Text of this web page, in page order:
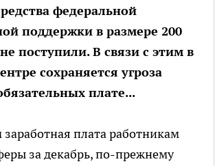
федеральной
поддержки в размере 200
поступили. В связи с этим в
сохраняется угроза
плате...
плата работникам
за декабрь, по-прежнему